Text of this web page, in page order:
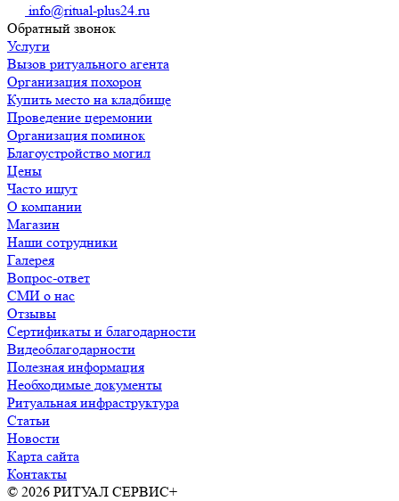
info@ritual-plus24.ru
Обратный звонок
Услуги
Вызов ритуального агента
Организация похорон
Купить место на кладбище
Проведение церемонии
Организация поминок
Благоустройство могил
Цены
Часто ищут
О компании
Магазин
Наши сотрудники
Галерея
Вопрос-ответ
СМИ о нас
Отзывы
Сертификаты и благодарности
Видеоблагодарности
Полезная информация
Необходимые документы
Ритуальная инфраструктура
Статьи
Новости
Карта сайта
Контакты
© 2026 РИТУАЛ СЕРВИС+